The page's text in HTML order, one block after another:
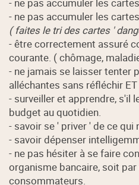
- ne pas accumuler les
( faites le tri des cartes '
- être correctement assuré
courante. ( chômage,
- ne jamais se laisser tenter
alléchantes sans réfléchir
- surveiller et apprendre, s'il
budget au quotidien.
- savoir se ' priver ' de ce
- savoir dépenser
- ne pas hésiter à se faire
organisme bancaire, soit
consommateurs.